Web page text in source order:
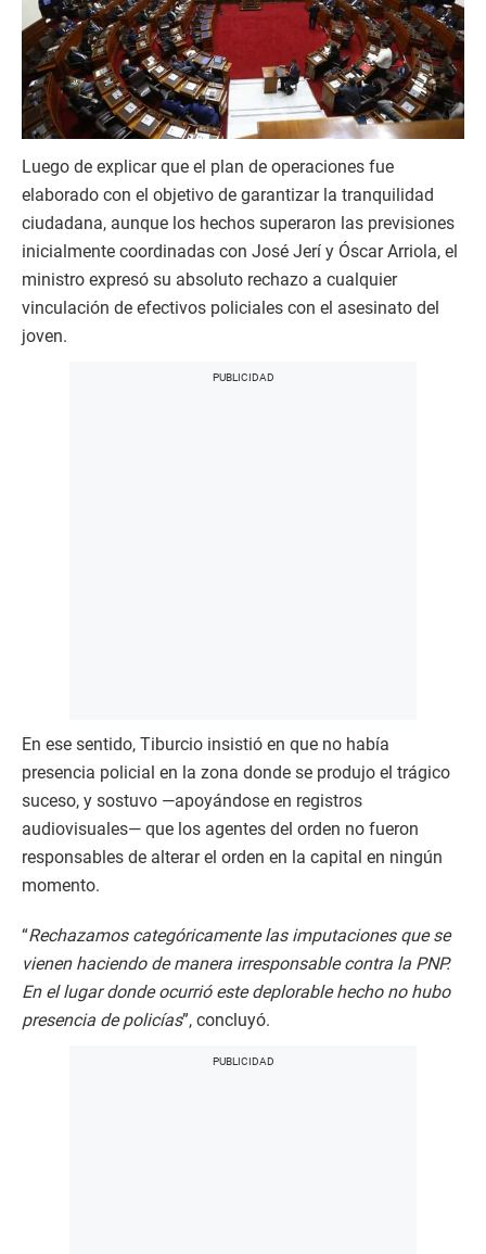
Luego de explicar que el plan de operaciones fue
elaborado con el objetivo de garantizar la tranquilidad
ciudadana, aunque los hechos superaron las previsiones
inicialmente coordinadas con José Jerí y Óscar Arriola, el
ministro expresó su absoluto rechazo a cualquier
vinculación de efectivos policiales con el asesinato del
joven.
En ese sentido, Tiburcio insistió en que no había
presencia policial en la zona donde se produjo el trágico
suceso, y sostuvo —apoyándose en registros
audiovisuales— que los agentes del orden no fueron
responsables de alterar el orden en la capital en ningún
momento.
“Rechazamos categóricamente las imputaciones que se
vienen haciendo de manera irresponsable contra la PNP.
En el lugar donde ocurrió este deplorable hecho no hubo
presencia de policías”, concluyó.